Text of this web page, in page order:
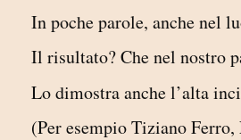
In poche parole, anche nel
Il risultato? Che nel nostro
Lo dimostra anche l’alta
(Per esempio Tiziano